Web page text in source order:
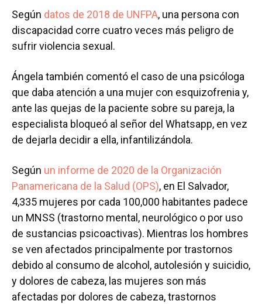
Según datos de 2018 de UNFPA, una persona con
discapacidad corre cuatro veces más peligro de
sufrir violencia sexual.
Ángela también comentó el caso de una psicóloga
que daba atención a una mujer con esquizofrenia y,
ante las quejas de la paciente sobre su pareja, la
especialista bloqueó al señor del Whatsapp, en vez
de dejarla decidir a ella, infantilizándola.
Según un informe de 2020 de la Organización
Panamericana de la Salud (OPS), en El Salvador,
4,335 mujeres por cada 100,000 habitantes padece
un MNSS (trastorno mental, neurológico o por uso
de sustancias psicoactivas). Mientras los hombres
se ven afectados principalmente por trastornos
debido al consumo de alcohol, autolesión y suicidio,
y dolores de cabeza, las mujeres son más
afectadas por dolores de cabeza, trastornos